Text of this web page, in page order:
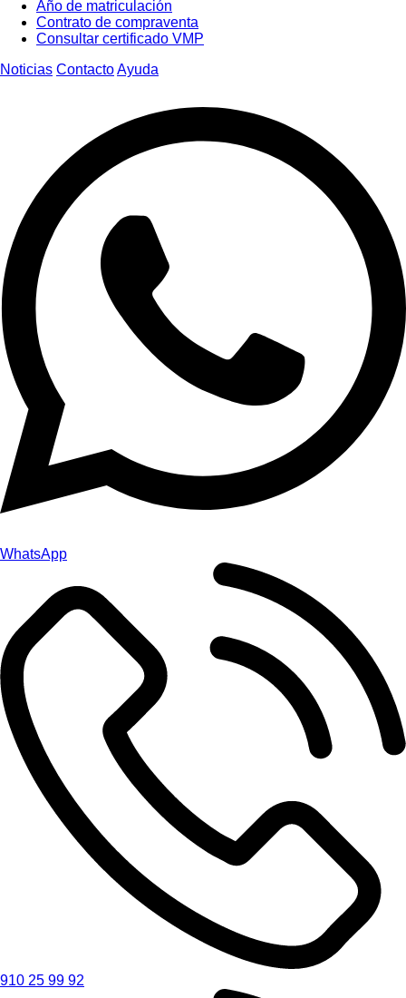
Año de matriculación
Contrato de compraventa
Consultar certificado VMP
Noticias ContactoAyuda
WhatsApp
910 25 99 92